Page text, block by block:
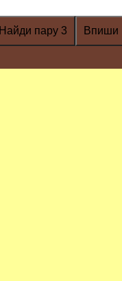
Найди пару 3 Впиши